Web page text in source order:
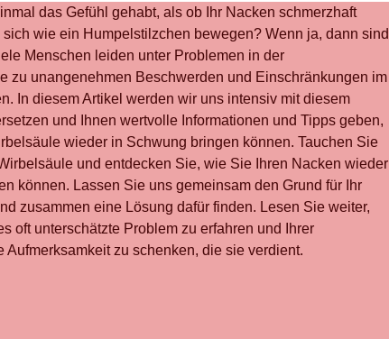
das Gefühl gehabt, als ob Ihr Nacken schmerzhaft
wie ein Humpelstilzchen bewegen? Wenn ja, dann sind
Menschen leiden unter Problemen in der
zu unangenehmen Beschwerden und Einschränkungen im
In diesem Artikel werden wir uns intensiv mit diesem
und Ihnen wertvolle Informationen und Tipps geben,
wieder in Schwung bringen können. Tauchen Sie
und entdecken Sie, wie Sie Ihren Nacken wieder
können. Lassen Sie uns gemeinsam den Grund für Ihr
zusammen eine Lösung dafür finden. Lesen Sie weiter,
oft unterschätzte Problem zu erfahren und Ihrer
Aufmerksamkeit zu schenken, die sie verdient.